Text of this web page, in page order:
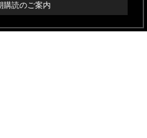
購読のご案内